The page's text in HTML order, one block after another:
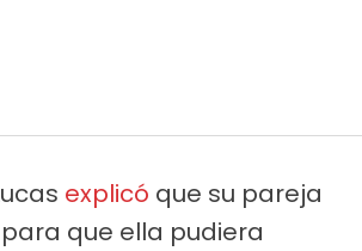
explicó que su pareja
que ella pudiera